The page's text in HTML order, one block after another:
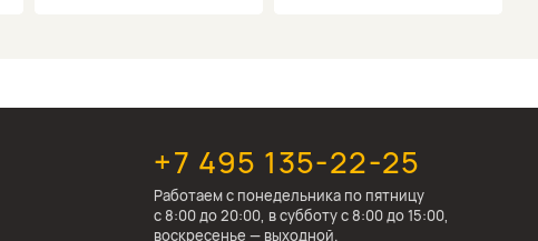
+7 495 135-22-25
Работаем c понедельника по пятницу
с 8:00 до 20:00, в субботу с 8:00 до 15:00,
воскресенье — выходной.